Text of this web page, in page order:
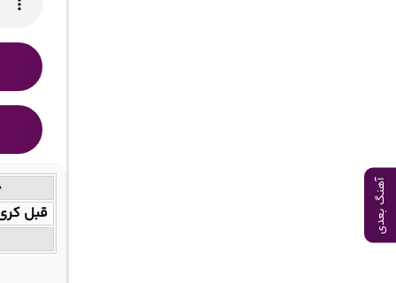
آهنگ بعدی
قبل